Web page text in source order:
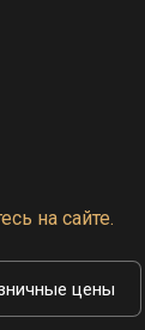
на сайте.
цены